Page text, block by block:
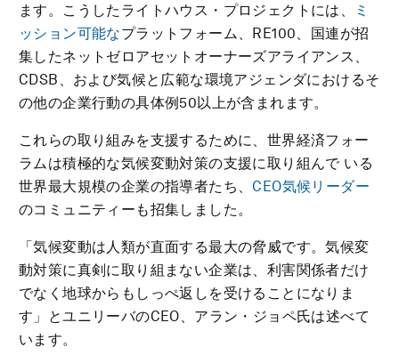
ます。こうしたライトハウス・プロジェクトには、
ミ
ッション可能なプラットフォーム、RE100、国連が招
集したネットゼロアセットオーナーズアライアンス、
CDSB、および気候と広範な環境アジェンダにおけるそ
の他の企業行動の具体例50以上が含まれます。
これらの取り組みを支援するために、世界経済フォー
ラムは積極的な気候変動対策の支援に取り組んで いる
世界最大規模の企業の指導者たち、 CEO気候リーダー
のコミュニティーも招集しました。
「気候変動は人類が直面する最大の脅威です。気候変
動対策に真剣に取り組まない企業は、利害関係者だけ
でなく地球からもしっぺ返しを受けることになりま
す」とユニリーバのCEO、アラン・ジョペ氏は述べて
います。